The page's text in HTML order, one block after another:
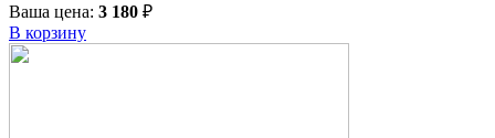
Ваша цена: 3 180 ₽
В корзину